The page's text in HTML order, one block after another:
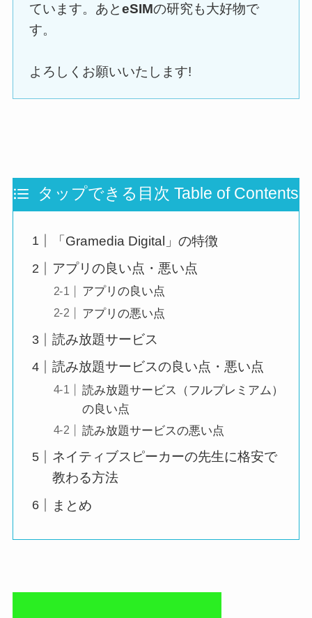
ています。あとeSIMの研究も大好物で
す。
よろしくお願いいたします!
タップできる目次 Table of Contents
「Gramedia Digital」の特徴
アプリの良い点・悪い点
アプリの良い点
アプリの悪い点
読み放題サービス
読み放題サービスの良い点・悪い点
読み放題サービス（フルプレミアム）
の良い点
読み放題サービスの悪い点
ネイティブスピーカーの先生に格安で
教わる方法
まとめ